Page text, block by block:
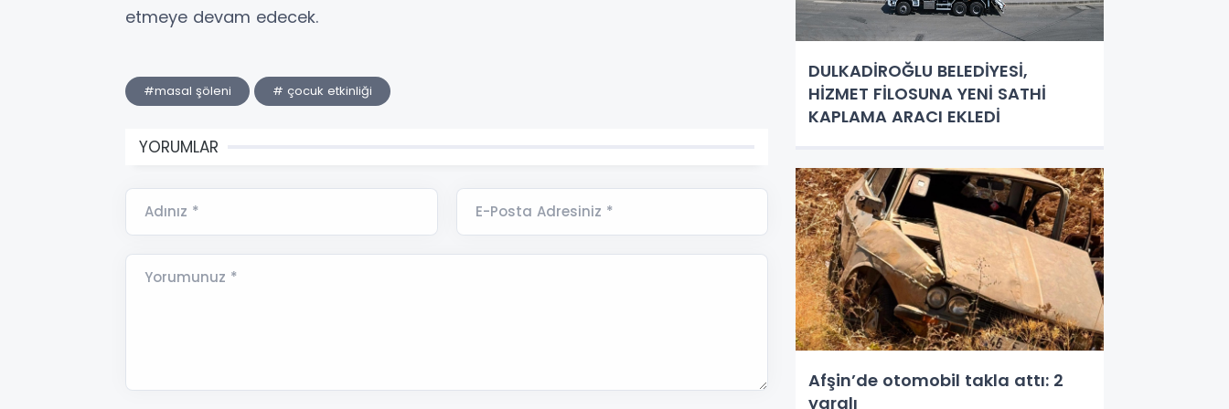
etmeye devam edecek.
#masal şöleni # çocuk etkinliği
YORUMLAR
Adınız * E-Posta Adresiniz *
Yorumunuz *
DULKADİROĞLU BELEDİYESİ,
HİZMET FİLOSUNA YENİ SATHİ
KAPLAMA ARACI EKLEDİ
Afşin’de otomobil takla attı: 2
yaralı